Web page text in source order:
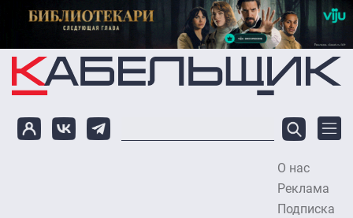
Перейти к основному содержанию
О нас
Реклама
Подписка